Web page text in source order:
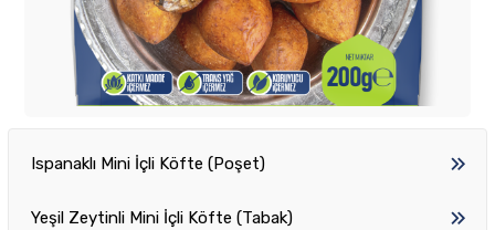
Ispanaklı Mini İçli Köfte (Poşet)
Yeşil Zeytinli Mini İçli Köfte (Tabak)